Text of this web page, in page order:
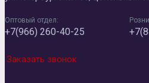
Оптовый отдел:
+7(966) 260-40-25
Заказать звонок